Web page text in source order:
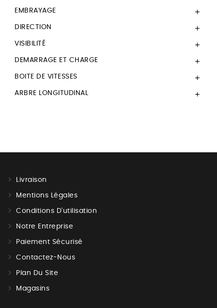
EMBRAYAGE 
DIRECTION 
VISIBILITÉ 
DEMARRAGE ET CHARGE 
BOITE DE VITESSES 
ARBRE LONGITUDINAL 
Livraison
Mentions Légales
Conditions D'utilisation
Notre Entreprise
Paiement Sécurisé
Contactez-Nous
Plan Du Site
Magasins